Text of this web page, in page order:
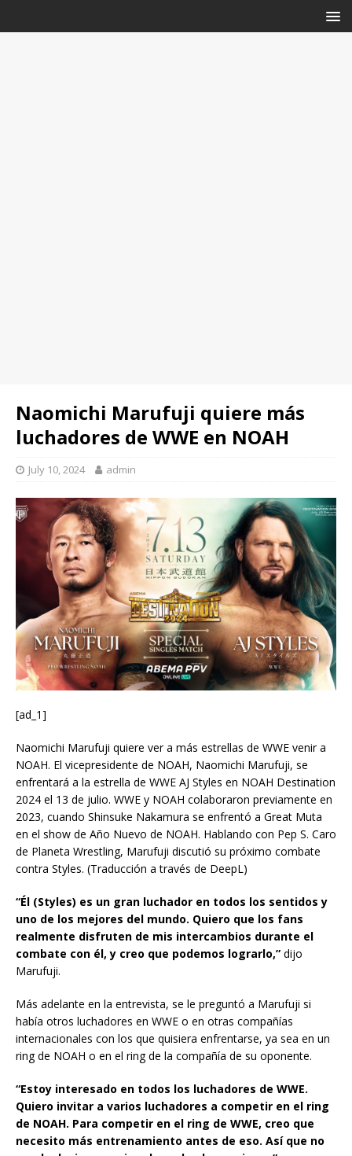
Naomichi Marufuji quiere más
luchadores de WWE en NOAH
July 10, 2024 admin
[ad_1]
Naomichi Marufuji quiere ver a más estrellas de WWE venir a
NOAH. El vicepresidente de NOAH, Naomichi Marufuji, se
enfrentará a la estrella de WWE AJ Styles en NOAH Destination
2024 el 13 de julio. WWE y NOAH colaboraron previamente en
2023, cuando Shinsuke Nakamura se enfrentó a Great Muta
en el show de Año Nuevo de NOAH. Hablando con Pep S. Caro
de Planeta Wrestling, Marufuji discutió su próximo combate
contra Styles. (Traducción a través de DeepL)
“Él (Styles) es un gran luchador en todos los sentidos y
uno de los mejores del mundo. Quiero que los fans
realmente disfruten de mis intercambios durante el
combate con él, y creo que podemos lograrlo,” dijo
Marufuji.
Más adelante en la entrevista, se le preguntó a Marufuji si
había otros luchadores en WWE o en otras compañías
internacionales con los que quisiera enfrentarse, ya sea en un
ring de NOAH o en el ring de la compañía de su oponente.
“Estoy interesado en todos los luchadores de WWE.
Quiero invitar a varios luchadores a competir en el ring
de NOAH. Para competir en el ring de WWE, creo que
necesito más entrenamiento antes de eso. Así que no